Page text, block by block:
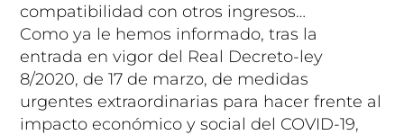
compatibilidad con otros ingresos…
Como ya le hemos informado, tras la
entrada en vigor del Real Decreto-ley
8/2020, de 17 de marzo, de medidas
urgentes extraordinarias para hacer frente al
impacto económico y social del COVID-19,